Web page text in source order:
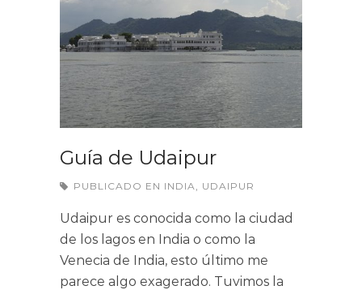
Guía de Udaipur
PUBLICADO EN INDIA UDAIPUR
Udaipur es conocida como la ciudad
de los lagos en India o como la
Venecia de India, esto último me
parece algo exagerado. Tuvimos la